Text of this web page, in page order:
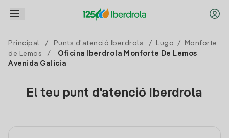
Principal / Punts d'atenció Iberdrola / Lugo /
Monforte
de Lemos
/
Oficina Iberdrola Monforte De Lemos
Avenida Galicia
El teu punt d'atenció Iberdrola